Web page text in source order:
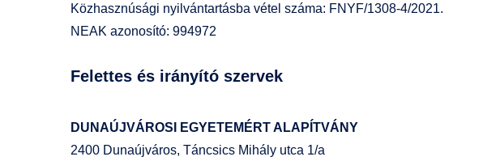
Közhasznúsági nyilvántartásba vétel száma: FNYF/1308-4/2021.
NEAK azonosító: 994972
Felettes és irányító szervek
DUNAÚJVÁROSI EGYETEMÉRT ALAPÍTVÁNY
2400 Dunaújváros, Táncsics Mihály utca 1/a